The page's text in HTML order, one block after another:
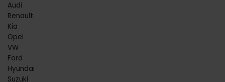
Audi
Renault
Kia
Opel
VW
Ford
Hyundai
Suzuki